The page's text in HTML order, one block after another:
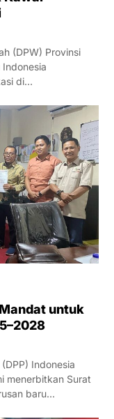
(DPW) Provinsi
di…
untuk
Indonesia
menerbitkan Surat
baru…